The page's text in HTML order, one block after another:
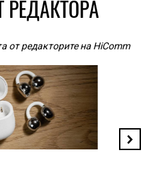
РЕДАКТОРА
от редакторите на HiComm